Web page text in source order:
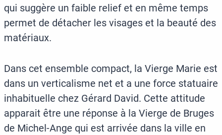
qui suggère un faible relief et en même temps
permet de détacher les visages et la beauté des
matériaux.
Dans cet ensemble compact, la Vierge Marie est
dans un verticalisme net et a une force statuaire
inhabituelle chez Gérard David. Cette attitude
apparait être une réponse à la Vierge de Bruges
de Michel-Ange qui est arrivée dans la ville en